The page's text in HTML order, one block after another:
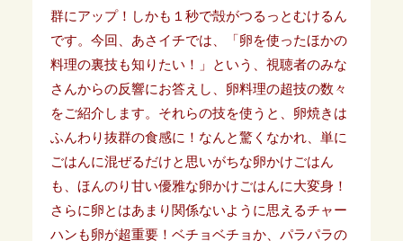
群にアップ！しかも１秒で殻がつるっとむけるん
です。今回、あさイチでは、「卵を使ったほかの
料理の裏技も知りたい！」という、視聴者のみな
さんからの反響にお答えし、卵料理の超技の数々
をご紹介します。それらの技を使うと、卵焼きは
ふんわり抜群の食感に！なんと驚くなかれ、単に
ごはんに混ぜるだけと思いがちな卵かけごはん
も、ほんのり甘い優雅な卵かけごはんに大変身！
さらに卵とはあまり関係ないように思えるチャー
ハンも卵が超重要！ベチョベチョか、パラパラの